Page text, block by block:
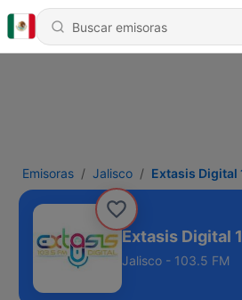
Emisoras Jalisco Extasis Digital
Extasis Digital
Jalisco - 103.5 FM